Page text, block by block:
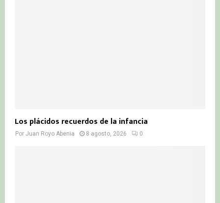
Los plácidos recuerdos de la infancia
Por Juan Royo Abenia 8 agosto, 2026 0